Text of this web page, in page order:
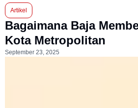
Artikel
Bagaimana Baja
Kota Metropolitan
September 23, 2025